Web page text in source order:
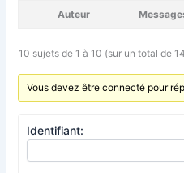
Auteur
10 sujets de 1 à 10 (sur un total de
Vous devez être connecté pour
Identifiant: